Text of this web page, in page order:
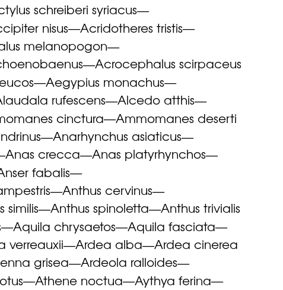
schreiberi syriacus—
nisus—Acridotheres tristis—
melanopogon—
—Acrocephalus scirpaceus
—Aegypius monachus—
rufescens—Alcedo atthis—
cinctura—Ammomanes deserti
—Anarhynchus asiaticus—
Anas crecca—Anas platyrhynchos—
fabalis—
—Anthus cervinus—
similis—Anthus spinoletta—Anthus trivialis
—Aquila chrysaetos—Aquila fasciata—
verreauxii—Ardea alba—Ardea cinerea
grisea—Ardeola ralloides—
—Athene noctua—Aythya ferina—